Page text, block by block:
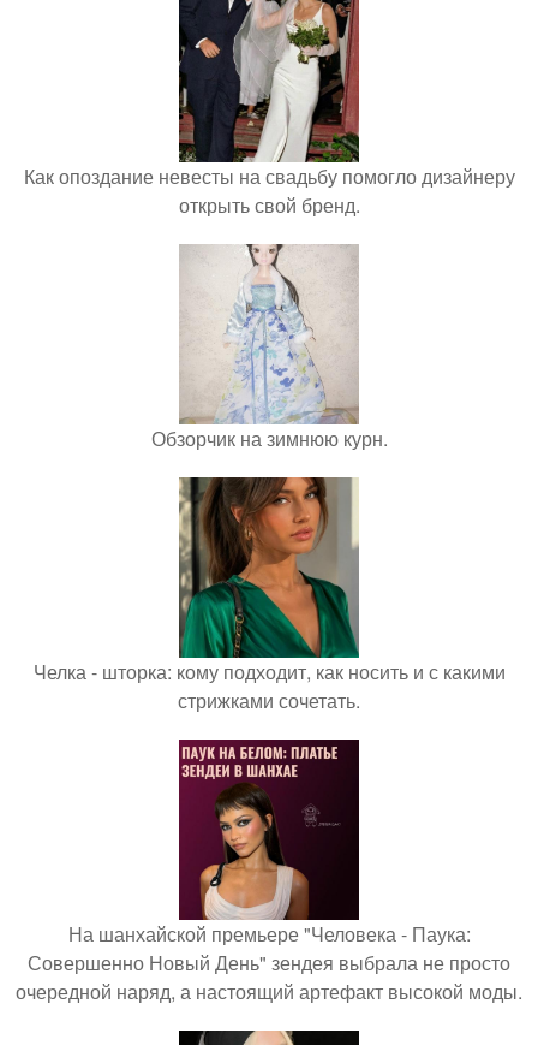
Как опоздание невесты на свадьбу помогло дизайнеру
открыть свой бренд.
Обзорчик на зимнюю курн.
Челка - шторка: кому подходит, как носить и с какими
стрижками сочетать.
На шанхайской премьере "Человека - Паука:
Совершенно Новый День" зендея выбрала не просто
очередной наряд, а настоящий артефакт высокой моды.